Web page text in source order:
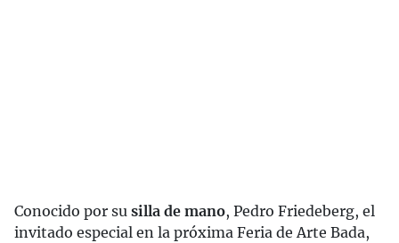
Conocido por su silla de mano, Pedro Friedeberg, el
invitado especial en la próxima Feria de Arte Bada,